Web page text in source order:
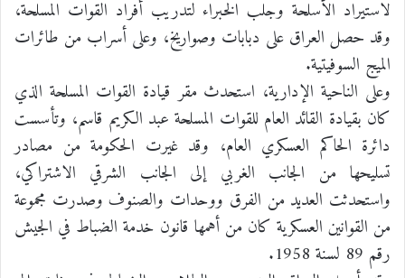
لاستيراد الأسلحة وجلب الخبراء لتدريب أفراد القوات المسلحة،
وقد حصل العراق على دبابات وصواريخ، وعلى أسراب من طائرات
الميج السوفيتية.
وعلى الناحية الإدارية، استحدث مقر قيادة القوات المسلحة الذي
كان بقيادة القائد العام للقوات المسلحة عبد الكريم قاسم، وتأسست
دائرة الحاكم العسكري العام، وقد غيرت الحكومة من مصادر
تسليحها من الجانب الغربي إلى الجانب الشرقي الاشتراكي،
واستحدثت العديد من الفرق ووحدات والصنوف وصدرت مجموعة
من القوانين العسكرية كان من أهمها قانون خدمة الضباط في الجيش
رقم 89 لسنة 1958.